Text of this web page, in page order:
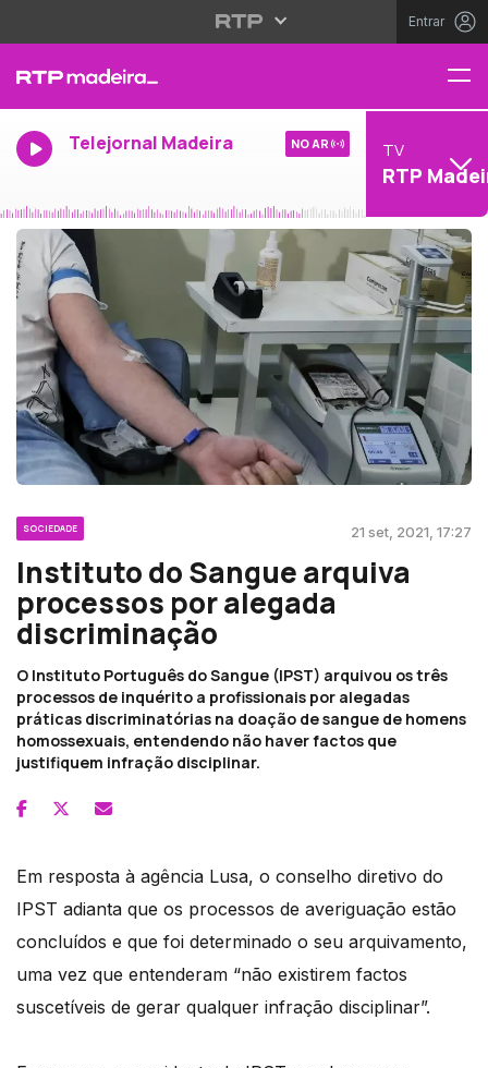
Entrar
Telejornal Madeira NO AR TV
RTP
SOCIEDADE 21 set, 2021, 17:27
Instituto do Sangue arquiva
processos por alegada
discriminação
O Instituto Português do Sangue (IPST) arquivou os três
processos de inquérito a profissionais por alegadas
práticas discriminatórias na doação de sangue de homens
homossexuais, entendendo não haver factos que
justifiquem infração disciplinar.
Em resposta à agência Lusa, o conselho diretivo do
IPST adianta que os processos de averiguação estão
concluídos e que foi determinado o seu arquivamento,
uma vez que entenderam “não existirem factos
suscetíveis de gerar qualquer infração disciplinar”.